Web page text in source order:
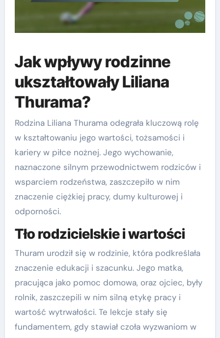
Jak wpływy rodzinne
ukształtowały Liliana
Thurama?
Rodzina Liliana Thurama odegrała kluczową rolę
w kształtowaniu jego wartości, tożsamości i
kariery w piłce nożnej. Jego wychowanie,
naznaczone silnym przewodnictwem rodziców i
wsparciem rodzeństwa, zaszczepiło w nim
znaczenie ciężkiej pracy, dumy kulturowej i
odporności.
Tło rodzicielskie i wartości
Thuram urodził się w rodzinie, która podkreślała
znaczenie edukacji i szacunku. Jego matka,
pracująca jako pomoc domowa, oraz ojciec, były
rolnik, zaszczepili w nim silną etykę pracy i
wartość wytrwałości. Te lekcje stały się
fundamentem, gdy stawiał czoła wyzwaniom w